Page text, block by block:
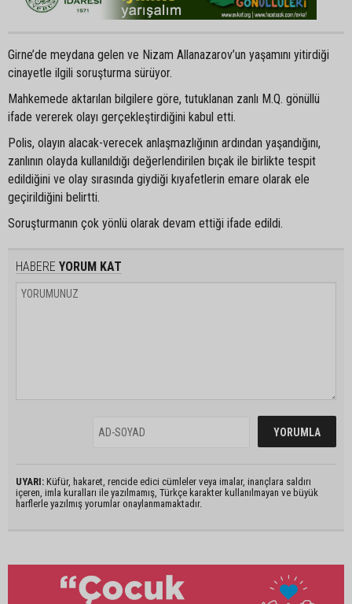
Girne’de meydana gelen ve Nizam Allanazarov’un yaşamını yitirdiği
cinayetle ilgili soruşturma sürüyor.
Mahkemede aktarılan bilgilere göre, tutuklanan zanlı M.Q. gönüllü
ifade vererek olayı gerçekleştirdiğini kabul etti.
Polis, olayın alacak-verecek anlaşmazlığının ardından yaşandığını,
zanlının olayda kullanıldığı değerlendirilen bıçak ile birlikte tespit
edildiğini ve olay sırasında giydiği kıyafetlerin emare olarak ele
geçirildiğini belirtti.
Soruşturmanın çok yönlü olarak devam ettiği ifade edildi.
HABERE YORUM KAT
UYARI: Küfür, hakaret, rencide edici cümleler veya imalar, inançlara saldırı
içeren, imla kuralları ile yazılmamış, Türkçe karakter kullanılmayan ve büyük
harflerle yazılmış yorumlar onaylanmamaktadır.